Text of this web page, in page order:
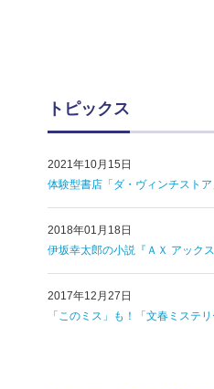
トピックス
2021年10月15日
体験型書店「ダ・ヴィンチスト
2018年01月18日
伊坂幸太郎の小説『ＡＸ アック
2017年12月27日
「このミス」も！「文春ミステ